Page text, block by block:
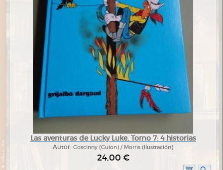
Las aventuras de Lucky Luke. Tomo 7: 4 historias
Autor: Goscinny (Guion) / Morris (Ilustración)
24,00 €